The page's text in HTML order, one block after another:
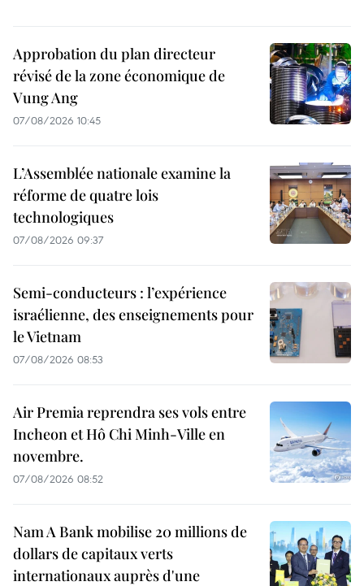
Approbation du plan directeur
révisé de la zone économique de
Vung Ang
07/08/2026 10:45
L’Assemblée nationale examine la
réforme de quatre lois
technologiques
07/08/2026 09:37
Semi-conducteurs : l’expérience
israélienne, des enseignements pour
le Vietnam
07/08/2026 08:53
Air Premia reprendra ses vols entre
Incheon et Hô Chi Minh-Ville en
novembre.
07/08/2026 08:52
Nam A Bank mobilise 20 millions de
dollars de capitaux verts
internationaux auprès d'une